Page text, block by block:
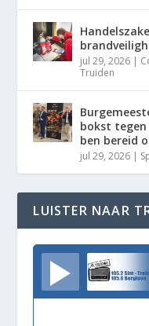
jul 29, 2026 |
Truiden
bokst tegen
ben bereid
jul 29, 2026 |
LUISTER NAAR